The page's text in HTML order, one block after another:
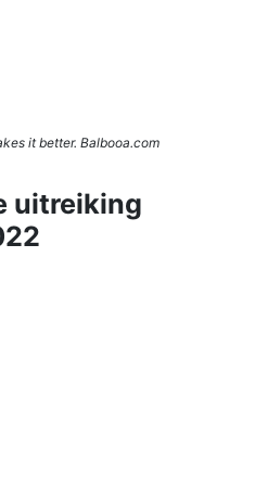
it better. Balbooa.com
uitreiking